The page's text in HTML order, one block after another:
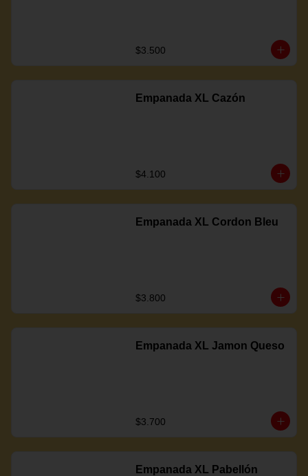
$3.500
Empanada XL Cazón
$4.100
Empanada XL Cordon Bleu
$3.800
Empanada XL Jamon Queso
$3.700
Empanada XL Pabellón